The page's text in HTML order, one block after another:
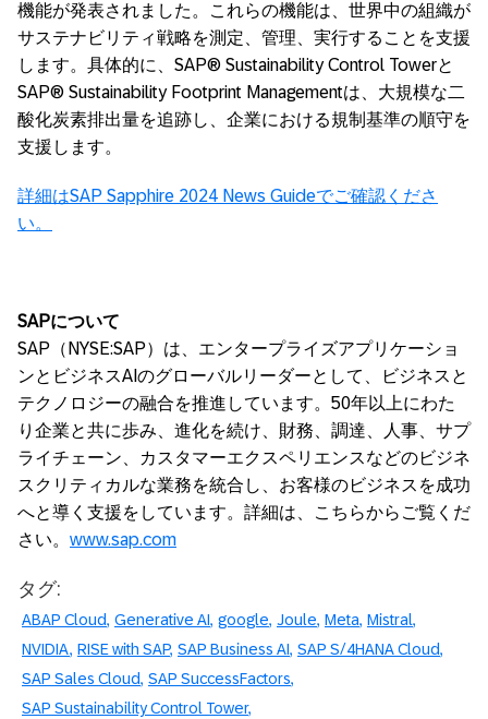
機能が発表されました。これらの機能は、世界中の組織が
サステナビリティ戦略を測定、管理、実行することを支援
します。具体的に、SAP® Sustainability Control Towerと
SAP® Sustainability Footprint Managementは、大規模な二
酸化炭素排出量を追跡し、企業における規制基準の順守を
支援します。
詳細はSAP Sapphire 2024 News Guideでご確認くださ
い。
SAPについて
SAP（NYSE:SAP）は、エンタープライズアプリケーショ
ンとビジネスAIのグローバルリーダーとして、ビジネスと
テクノロジーの融合を推進しています。50年以上にわた
り企業と共に歩み、進化を続け、財務、調達、人事、サプ
ライチェーン、カスタマーエクスペリエンスなどのビジネ
スクリティカルな業務を統合し、お客様のビジネスを成功
へと導く支援をしています。詳細は、こちらからご覧くだ
さい。 www.sap.com
タグ:
ABAP Cloud Generative AI google Joule Meta Mistral
NVIDIA RISE with SAP SAP Business AI SAP S/4HANA Cloud
SAP Sales Cloud SAP SuccessFactors
SAP Sustainability Control Tower